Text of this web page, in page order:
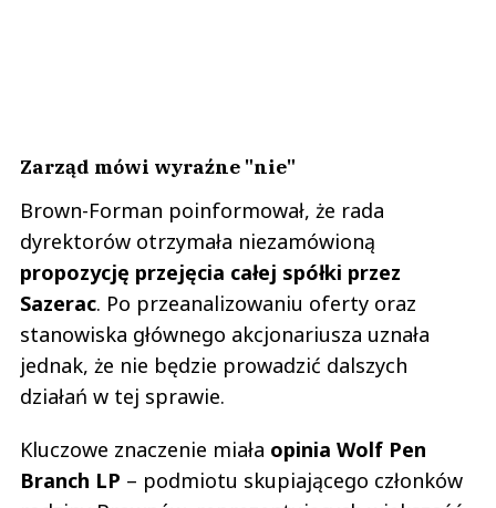
Zarząd mówi wyraźne "nie"
Brown-Forman poinformował, że rada
dyrektorów otrzymała niezamówioną
propozycję przejęcia całej spółki przez
Sazerac. Po przeanalizowaniu oferty oraz
stanowiska głównego akcjonariusza uznała
jednak, że nie będzie prowadzić dalszych
działań w tej sprawie.
Kluczowe znaczenie miała opinia Wolf Pen
Branch LP – podmiotu skupiającego członków